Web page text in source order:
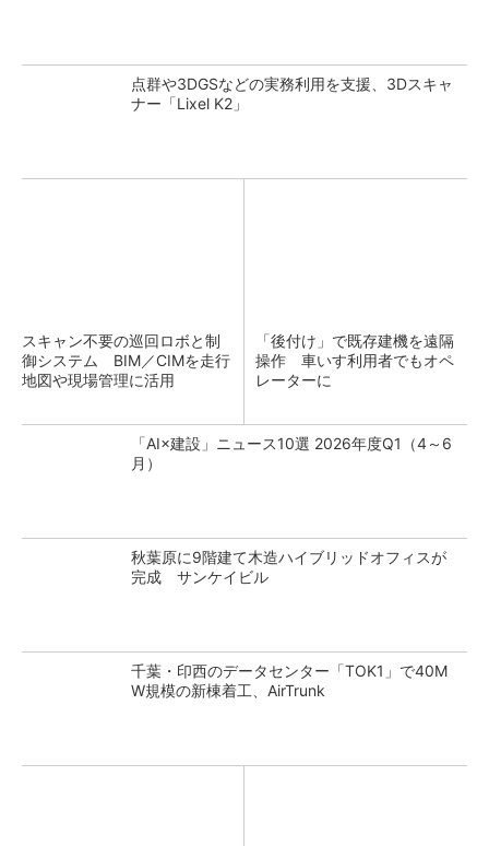
点群や3DGSなどの実務利用を支援、3Dスキャ
ナー「Lixel K2」
スキャン不要の巡回ロボと制
御システム BIM／CIMを走行
地図や現場管理に活用
「後付け」で既存建機を遠隔
操作 車いす利用者でもオペ
レーターに
「AI×建設」ニュース10選 2026年度Q1（4～6
月）
秋葉原に9階建て木造ハイブリッドオフィスが
完成 サンケイビル
千葉・印西のデータセンター「TOK1」で40M
W規模の新棟着工、AirTrunk